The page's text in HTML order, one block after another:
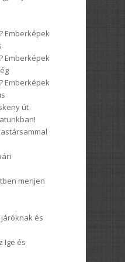
Emberképek
Emberképek
Emberképek
út
menjen
járóknak és
Ige és